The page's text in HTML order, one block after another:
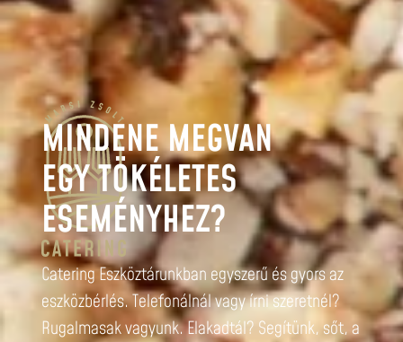
MINDENE MEGVAN
EGY TÖKÉLETES
ESEMÉNYHEZ?
Catering Eszköztárunkban egyszerű és gyors az
eszközbérlés. Telefonálnál vagy írni szeretnél?
Rugalmasak vagyunk. Elakadtál? Segítünk, sőt, a